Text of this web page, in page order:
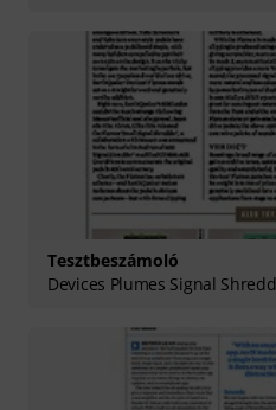
Tesztbeszámoló
Devices Plumes Signal